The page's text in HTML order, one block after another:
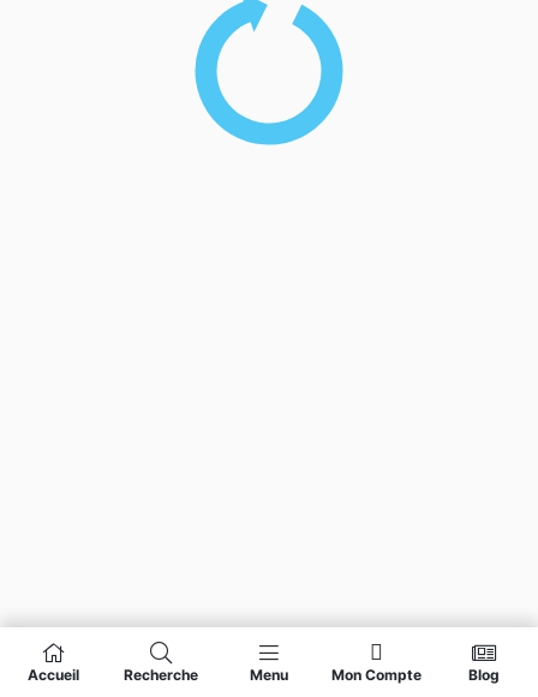
Accueil Recherche Menu Mon Compte Blog